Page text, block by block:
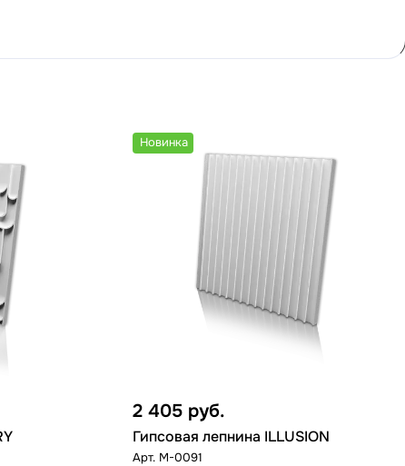
Новинка
2 405 руб.
Гипсовая лепнина ILLUSION
Арт. M-0091